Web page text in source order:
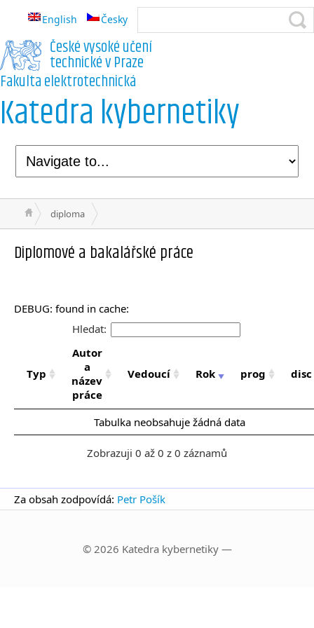
English Česky
České vysoké učení
technické v Praze
Fakulta elektrotechnická
Katedra kybernetiky
diploma
Diplomové a bakalářské práce
DEBUG: found in cache:
Hledat:
Typ
Autor
a
název
práce
Vedoucí Rok prog disc
Tabulka neobsahuje žádná data
Zobrazuji 0 až 0 z 0 záznamů
Za obsah zodpovídá: Petr Pošík
© 2026 Katedra kybernetiky —